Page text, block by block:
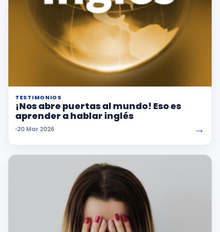
TESTIMONIOS
¡Nos abre puertas al mundo! Eso es
aprender a hablar inglés
20 Mar 2026 →